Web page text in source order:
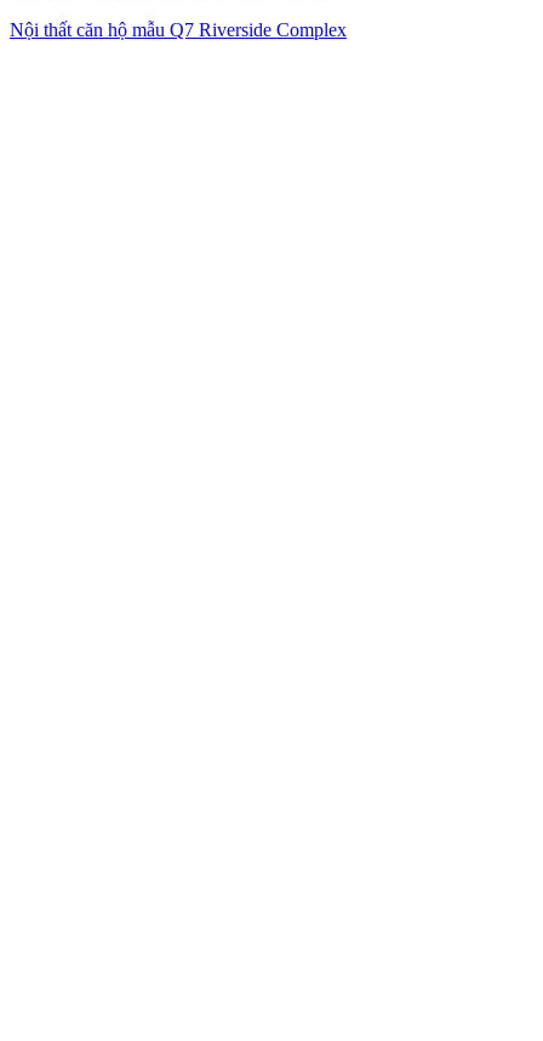
Nội thất căn hộ mẫu Q7 Riverside Complex